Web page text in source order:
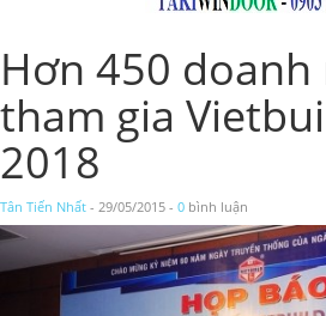
Hơn 450 doanh
tham gia
2018
Tân Tiến Nhất - 29/05/2015 - 0 bình luận